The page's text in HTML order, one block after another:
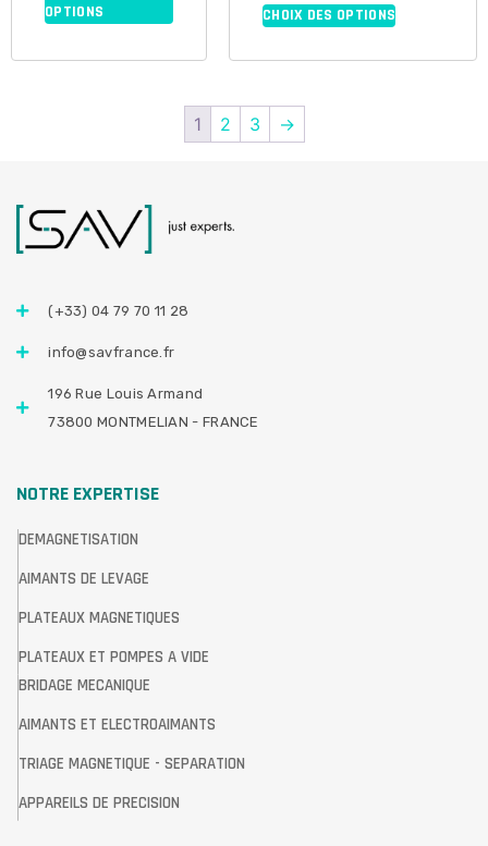
OPTIONS
CHOIX DES OPTIONS
1 2 3 →
(+33) 04 79 70 11 28
info@savfrance.fr
196 Rue Louis Armand
73800 MONTMELIAN - FRANCE
NOTRE EXPERTISE
DEMAGNETISATION
AIMANTS DE LEVAGE
PLATEAUX MAGNETIQUES
PLATEAUX ET POMPES A VIDE
BRIDAGE MECANIQUE
AIMANTS ET ELECTROAIMANTS
TRIAGE MAGNETIQUE - SEPARATION
APPAREILS DE PRECISION